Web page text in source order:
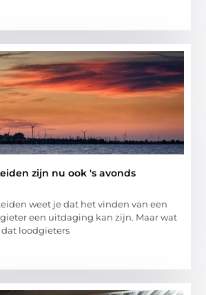
zijn nu ook 's avonds
weet je dat het vinden van een
een uitdaging kan zijn. Maar wat
loodgieters